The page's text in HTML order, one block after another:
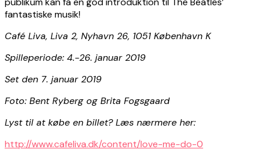
fantastiske musik!
Café Liva, Liva 2, Nyhavn 26, 1051 København K
Spilleperiode: 4.-26. januar 2019
Set den 7. januar 2019
Foto: Bent Ryberg og Brita Fogsgaard
Lyst til at købe en billet? Læs nærmere her:
http://www.cafeliva.dk/content/love-me-do-0